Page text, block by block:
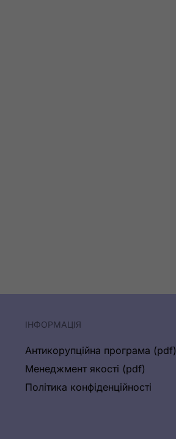
ІНФОРМАЦІЯ
Антикорупційна програма (pdf)
Менеджмент якості (pdf)
Політика конфіденційності